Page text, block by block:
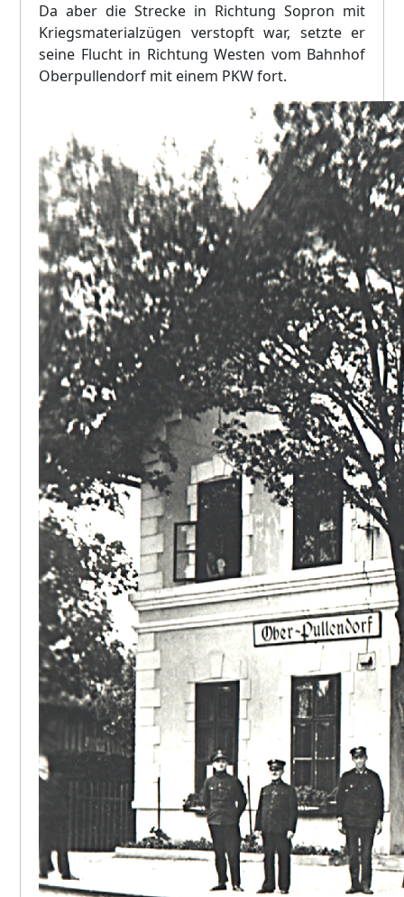
Da aber die Strecke in Richtung Sopron mit
Kriegsmaterialzügen verstopft war, setzte er
seine Flucht in Richtung Westen vom Bahnhof
Oberpullendorf mit einem PKW fort.